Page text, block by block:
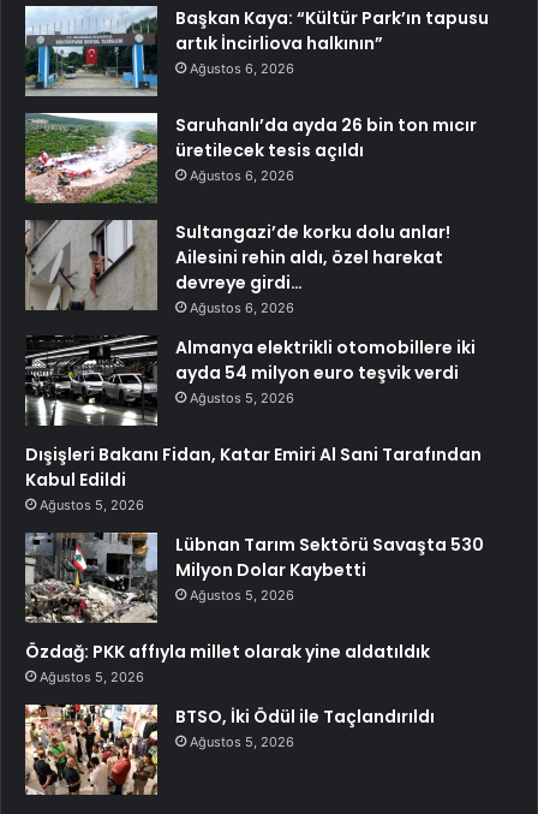
Başkan Kaya: “Kültür Park’ın tapusu
artık İncirliova halkının”
Ağustos 6, 2026
Saruhanlı’da ayda 26 bin ton mıcır
üretilecek tesis açıldı
Ağustos 6, 2026
Sultangazi’de korku dolu anlar!
Ailesini rehin aldı, özel harekat
devreye girdi…
Ağustos 6, 2026
Almanya elektrikli otomobillere iki
ayda 54 milyon euro teşvik verdi
Ağustos 5, 2026
Dışişleri Bakanı Fidan, Katar Emiri Al Sani Tarafından
Kabul Edildi
Ağustos 5, 2026
Lübnan Tarım Sektörü Savaşta 530
Milyon Dolar Kaybetti
Ağustos 5, 2026
Özdağ: PKK affıyla millet olarak yine aldatıldık
Ağustos 5, 2026
BTSO, İki Ödül ile Taçlandırıldı
Ağustos 5, 2026